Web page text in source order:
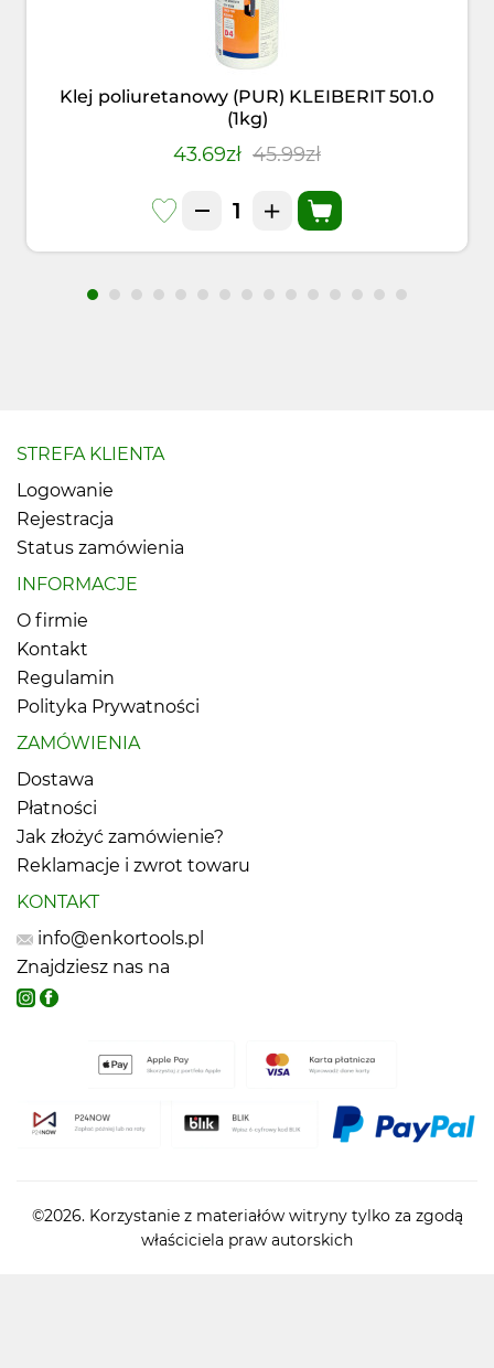
Klej poliuretanowy (PUR) KLEIBERIT 501.0
(1kg)
43.69zł 45.99zł
STREFA KLIENTA
Logowanie
Rejestracja
Status zamówienia
INFORMACJE
O firmie
Kontakt
Regulamin
Polityka Prywatności
ZAMÓWIENIA
Dostawa
Płatności
Jak złożyć zamówienie?
Reklamacje i zwrot towaru
KONTAKT
info@enkortools.pl
Znajdziesz nas na
©2026. Korzystanie z materiałów witryny tylko za zgodą
właściciela praw autorskich